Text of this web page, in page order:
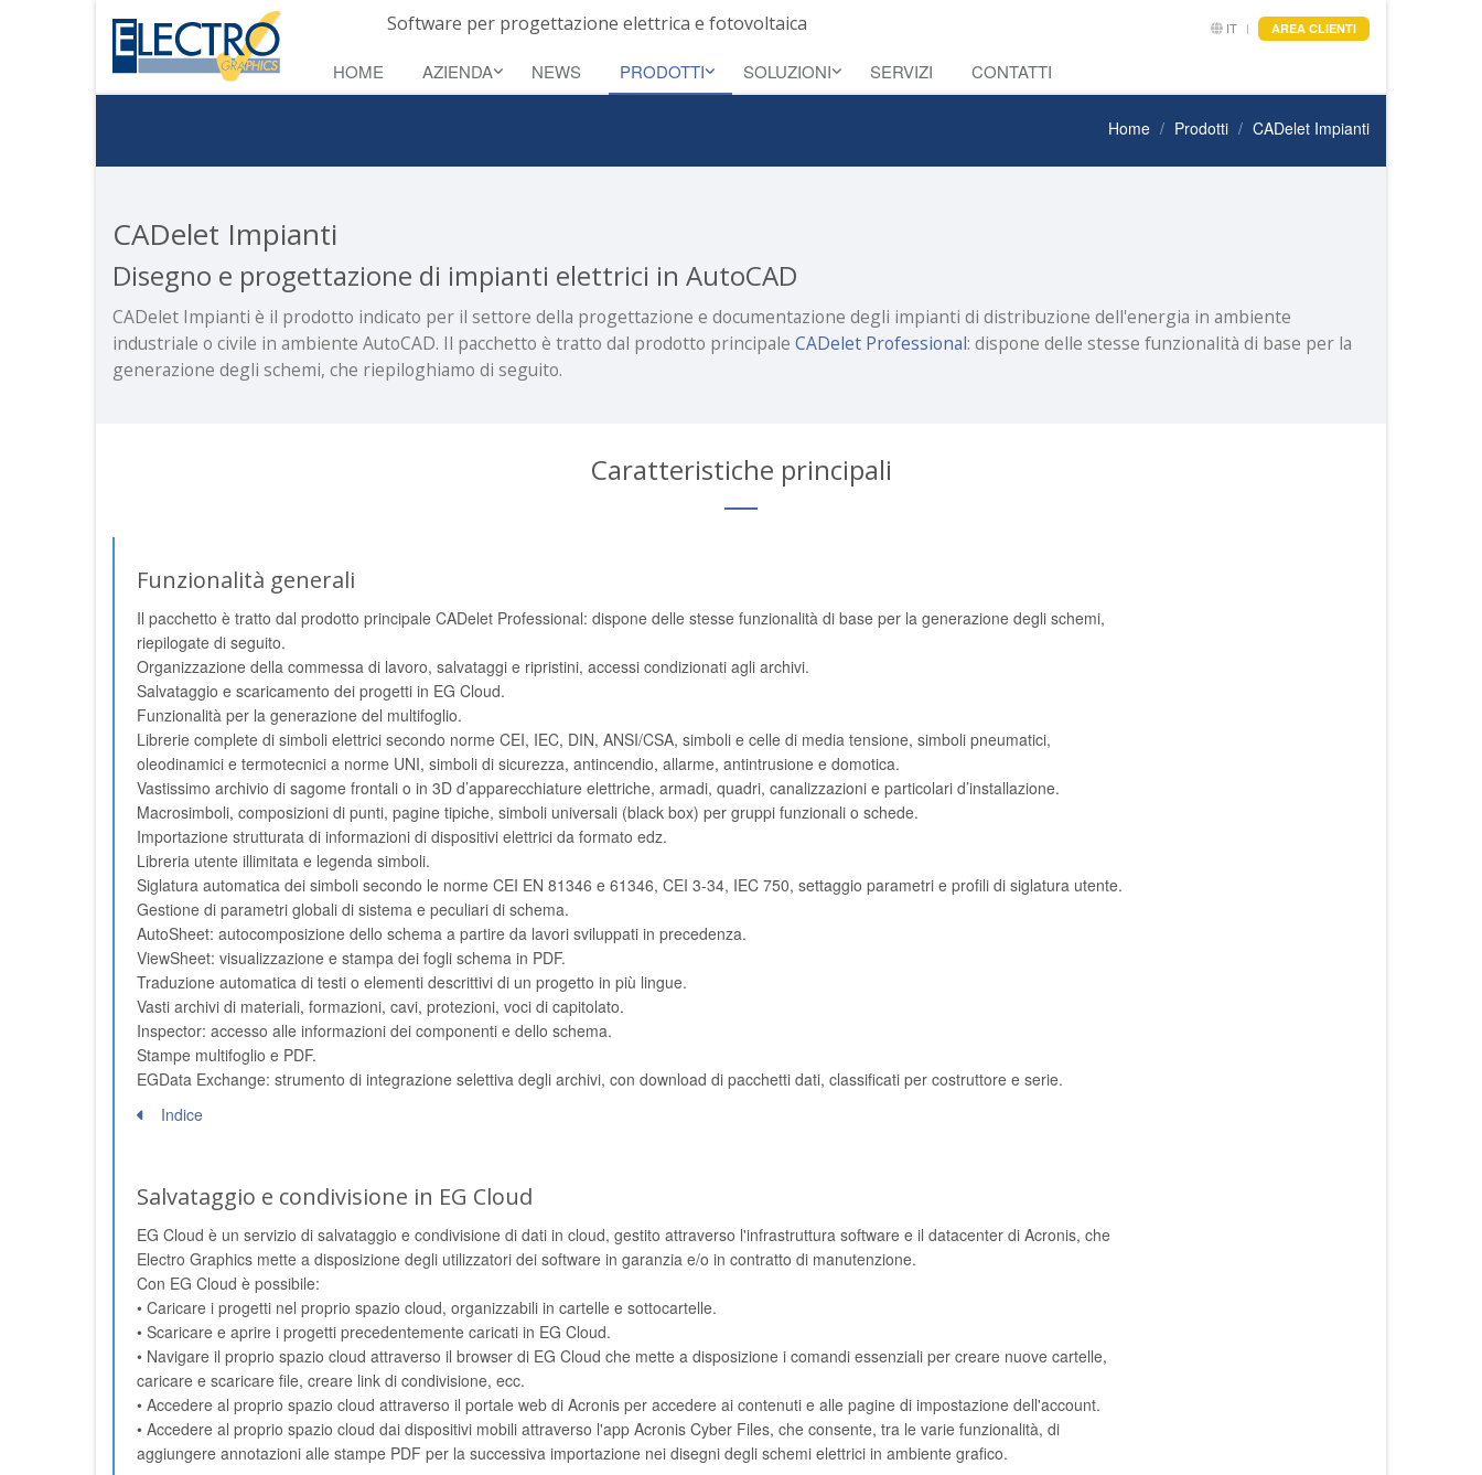
Software per progettazione elettrica e fotovoltaica IT AREA CLIENTI
HOME AZIENDA NEWS PRODOTTI SOLUZIONI SERVIZI CONTATTI
Home Prodotti CADelet Impianti
CADelet Impianti
Disegno e progettazione di impianti elettrici in AutoCAD
CADelet Impianti è il prodotto indicato per il settore della progettazione e documentazione degli impianti di distribuzione dell'energia in ambiente
industriale o civile in ambiente AutoCAD. Il pacchetto è tratto dal prodotto principale CADelet Professional: dispone delle stesse funzionalità di base per la
generazione degli schemi, che riepiloghiamo di seguito.
Caratteristiche principali
Funzionalità generali
Il pacchetto è tratto dal prodotto principale CADelet Professional: dispone delle stesse funzionalità di base per la generazione degli schemi,
riepilogate di seguito.
Organizzazione della commessa di lavoro, salvataggi e ripristini, accessi condizionati agli archivi.
Salvataggio e scaricamento dei progetti in EG Cloud.
Funzionalità per la generazione del multifoglio.
Librerie complete di simboli elettrici secondo norme CEI, IEC, DIN, ANSI/CSA, simboli e celle di media tensione, simboli pneumatici,
oleodinamici e termotecnici a norme UNI, simboli di sicurezza, antincendio, allarme, antintrusione e domotica.
Vastissimo archivio di sagome frontali o in 3D d’apparecchiature elettriche, armadi, quadri, canalizzazioni e particolari d’installazione.
Macrosimboli, composizioni di punti, pagine tipiche, simboli universali (black box) per gruppi funzionali o schede.
Importazione strutturata di informazioni di dispositivi elettrici da formato edz.
Libreria utente illimitata e legenda simboli.
Siglatura automatica dei simboli secondo le norme CEI EN 81346 e 61346, CEI 3-34, IEC 750, settaggio parametri e profili di siglatura utente.
Gestione di parametri globali di sistema e peculiari di schema.
AutoSheet: autocomposizione dello schema a partire da lavori sviluppati in precedenza.
ViewSheet: visualizzazione e stampa dei fogli schema in PDF.
Traduzione automatica di testi o elementi descrittivi di un progetto in più lingue.
Vasti archivi di materiali, formazioni, cavi, protezioni, voci di capitolato.
Inspector: accesso alle informazioni dei componenti e dello schema.
Stampe multifoglio e PDF.
EGData Exchange: strumento di integrazione selettiva degli archivi, con download di pacchetti dati, classificati per costruttore e serie.
Indice
Salvataggio e condivisione in EG Cloud
EG Cloud è un servizio di salvataggio e condivisione di dati in cloud, gestito attraverso l'infrastruttura software e il datacenter di Acronis, che
Electro Graphics mette a disposizione degli utilizzatori dei software in garanzia e/o in contratto di manutenzione.
Con EG Cloud è possibile:
• Caricare i progetti nel proprio spazio cloud, organizzabili in cartelle e sottocartelle.
• Scaricare e aprire i progetti precedentemente caricati in EG Cloud.
• Navigare il proprio spazio cloud attraverso il browser di EG Cloud che mette a disposizione i comandi essenziali per creare nuove cartelle,
caricare e scaricare file, creare link di condivisione, ecc.
• Accedere al proprio spazio cloud attraverso il portale web di Acronis per accedere ai contenuti e alle pagine di impostazione dell'account.
• Accedere al proprio spazio cloud dai dispositivi mobili attraverso l'app Acronis Cyber Files, che consente, tra le varie funzionalità, di
aggiungere annotazioni alle stampe PDF per la successiva importazione nei disegni degli schemi elettrici in ambiente grafico.